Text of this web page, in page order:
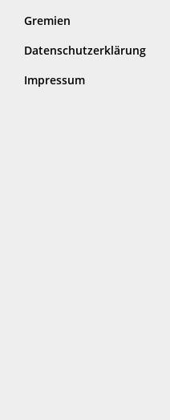
Gremien
Datenschutzerklärung
Impressum